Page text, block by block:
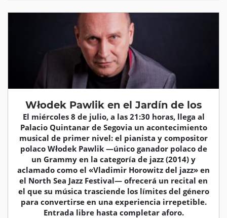
Włodek Pawlik en el Jardín de los
El miércoles 8 de julio, a las 21:30 horas, llega al
Palacio Quintanar de Segovia un acontecimiento
musical de primer nivel: el pianista y compositor
polaco Włodek Pawlik —único ganador polaco de
un Grammy en la categoría de jazz (2014) y
aclamado como el «Vladimir Horowitz del jazz» en
el North Sea Jazz Festival— ofrecerá un recital en
el que su música trasciende los límites del género
para convertirse en una experiencia irrepetible.
Entrada libre hasta completar aforo.